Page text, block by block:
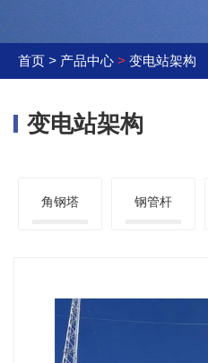
首页 > 产品中心 > 变电站架构
变电站架构
角钢塔 钢管杆